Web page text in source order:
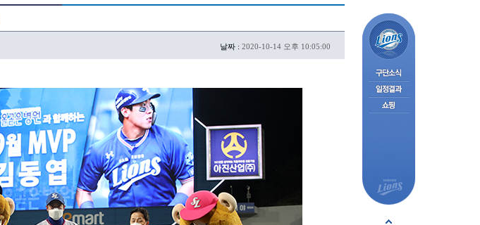
날짜 : 2020-10-14 오후 10:05:00